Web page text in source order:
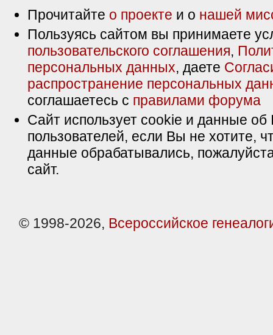
Прочитайте о проекте и о нашей
Пользуясь сайтом вы принимаете
пользовательского соглашения,
персональных данных, даете
распространение персональных
соглашаетесь с правилами форума
Сайт использует cookie и данные об
пользователей, если Вы не хотите,
данные обрабатывались,
сайт.
© 1998-2026, Всероссийское